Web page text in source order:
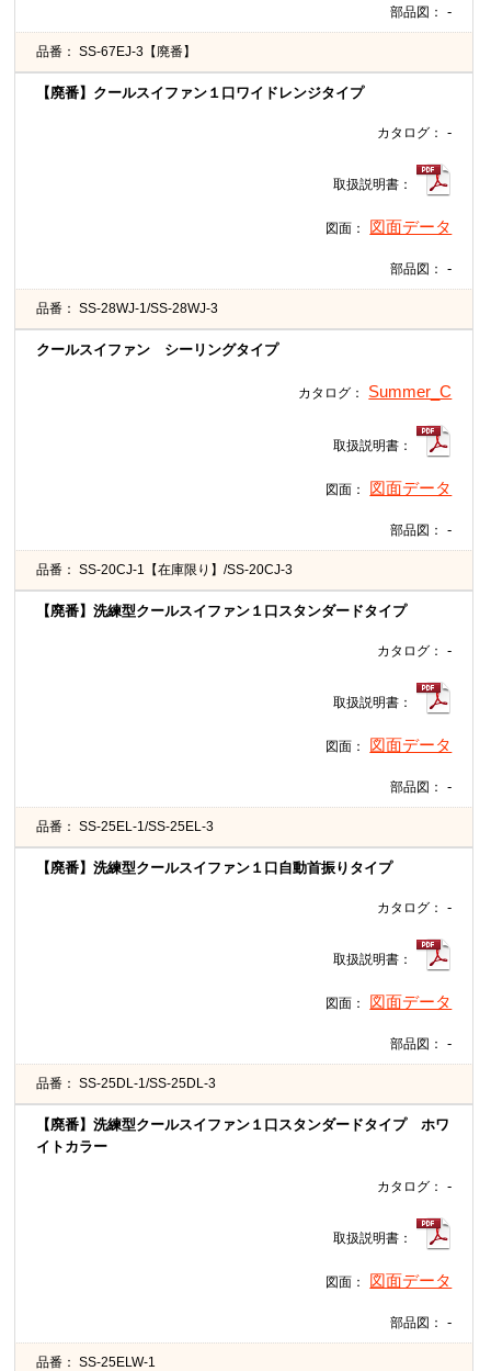
部品図： -
品番： SS-67EJ-3【廃番】
【廃番】クールスイファン１口ワイドレンジタイプ
カタログ： -
取扱説明書：
図面： 図面データ
部品図： -
品番： SS-28WJ-1/SS-28WJ-3
クールスイファン シーリングタイプ
カタログ： Summer_C
取扱説明書：
図面： 図面データ
部品図： -
品番： SS-20CJ-1【在庫限り】/SS-20CJ-3
【廃番】洗練型クールスイファン１口スタンダードタイプ
カタログ： -
取扱説明書：
図面： 図面データ
部品図： -
品番： SS-25EL-1/SS-25EL-3
【廃番】洗練型クールスイファン１口自動首振りタイプ
カタログ： -
取扱説明書：
図面： 図面データ
部品図： -
品番： SS-25DL-1/SS-25DL-3
【廃番】洗練型クールスイファン１口スタンダードタイプ ホワ
イトカラー
カタログ： -
取扱説明書：
図面： 図面データ
部品図： -
品番： SS-25ELW-1